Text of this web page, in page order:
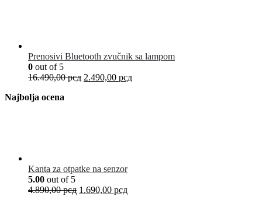
Prenosivi Bluetooth zvučnik sa lampom
0 out of 5
16.490,00рсд 2.490,00 рсд
Najbolja ocena
Kanta za otpatke na senzor
5.00 out of 5
4.890,00рсд 1.690,00 рсд